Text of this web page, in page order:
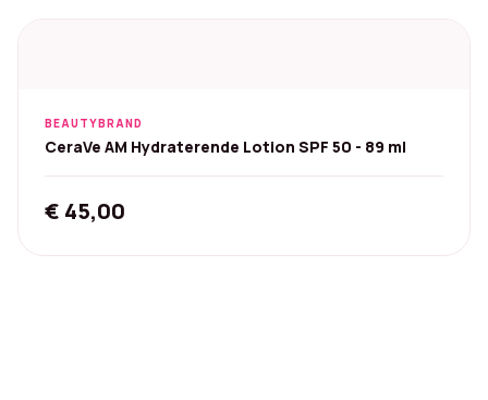
BEAUTYBRAND
CeraVe AM Hydraterende Lotion SPF 50 - 89 ml
€ 45,00